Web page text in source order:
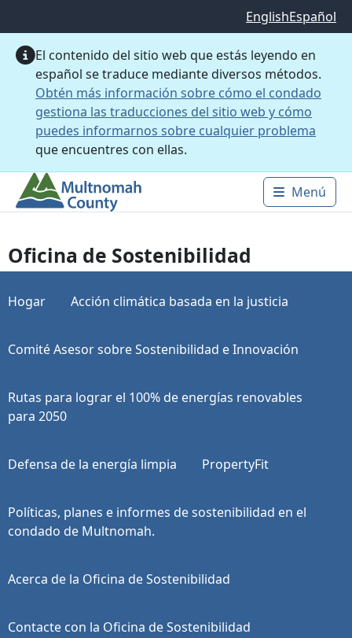
EnglishEspañol
El contenido del sitio web que estás leyendo en
español se traduce mediante diversos métodos.
Obtén más información sobre cómo el condado
gestiona las traducciones del sitio web y cómo
puedes informarnos sobre cualquier problema
que encuentres con ellas.
Main
Menú
Oficina de Sostenibilidad
Hogar Acción climática basada en la justicia
Comité Asesor sobre Sostenibilidad e Innovación
Rutas para lograr el 100% de energías renovables
para 2050
Defensa de la energía limpia PropertyFit
Políticas, planes e informes de sostenibilidad en el
condado de Multnomah.
Acerca de la Oficina de Sostenibilidad
Contacte con la Oficina de Sostenibilidad